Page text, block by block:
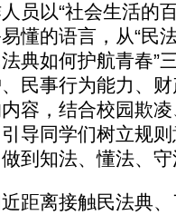
以“社会生活的
懂的语言，从“民
典如何护航青春”
民事行为能力、
容，结合校园欺
导同学们树立规
到知法、懂法、
离接触民法典、